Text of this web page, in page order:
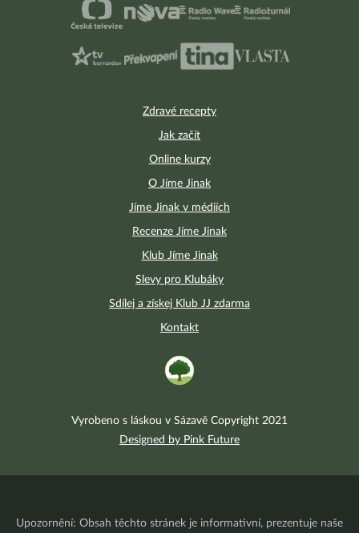
Zdravé recepty
Jak začít
Online kurzy
O Jíme Jinak
Jíme Jinak v médiích
Recenze Jíme Jinak
Klub Jíme Jinak
Slevy pro Klubáky
Sdílej a získej Klub JJ zdarma
Kontakt
Vyrobeno s láskou v Sázavě Copyright 2021
Designed by Pink Future
Upozornění: Obsah těchto stránek je informativní, prezentuje naše